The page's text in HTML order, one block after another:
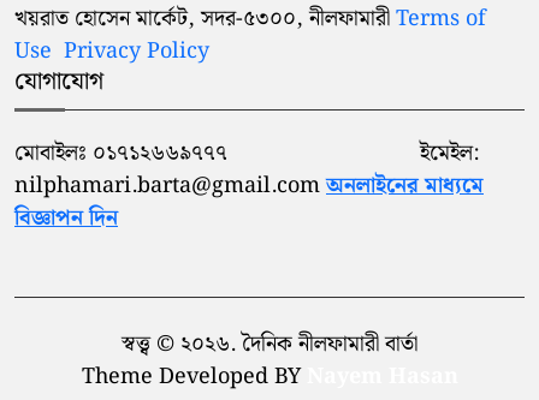
খয়রাত হোসেন মার্কেট, সদর-৫৩০০, নীলফামারীTerms of
Use Privacy Policy
যোগাযোগ
মোবাইলঃ ০১৭১২৬৬৯৭৭৭ ইমেইল:
nilphamari.barta@gmail.comঅনলাইনের মাধ্যমে
বিজ্ঞাপন দিন
স্বত্ত্ব © ২০২৬. দৈনিক নীলফামারী বার্তা
Theme Developed BY